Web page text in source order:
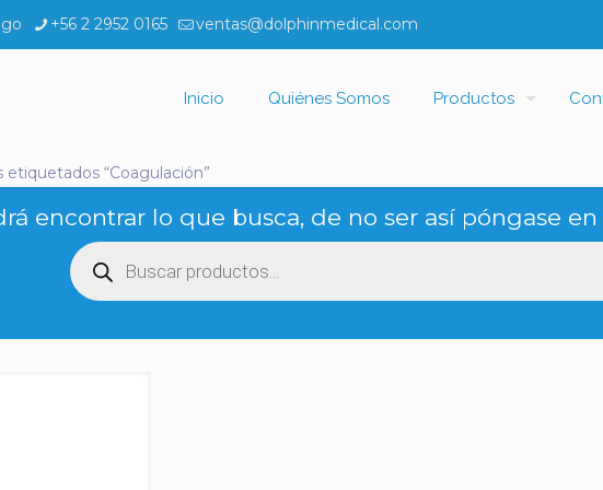
+56 2 2952 0165 ventas@dolphinmedical.com
Inicio Quiénes Somos Productos
etiquetados “Coagulación”
encontrar lo que busca, de no ser así póngase
Búsqueda
de
productos